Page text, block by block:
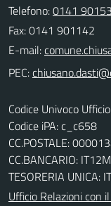
Telefono:0141
Fax: 0141 901142
E-mail:
PEC:
Codice Univoco
Codice iPA: c_c658
CC.POSTALE:
CC.BANCARIO:
TESORERIA
Ufficio Relazioni con